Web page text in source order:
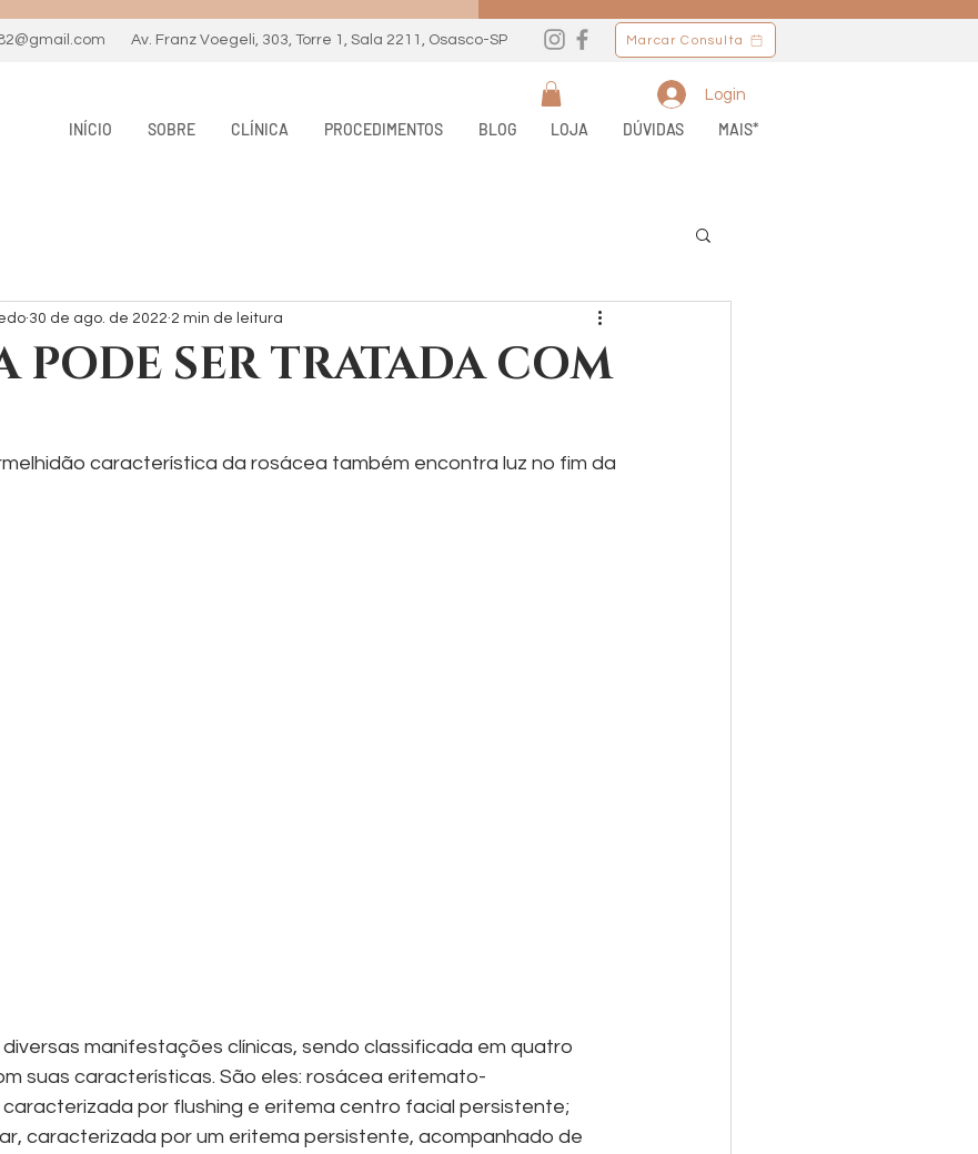
Av. Franz Voegeli, 303, Torre 1, Sala 2211, Osasco-SP Marcar Consulta
INÍCIO SOBRE CLÍNICA PROCEDIMENTOS BLOG LOJA DÚVIDAS MAIS*
Login
PODE SER TRATADA COM
30 de ago. de 2022 2 min de leitura
característica da rosácea também encontra luz no fim da
manifestações clínicas, sendo classificada em quatro
suas características. São eles: rosácea eritemato-
por flushing e eritema centro facial persistente;
caracterizada por um eritema persistente, acompanhado de